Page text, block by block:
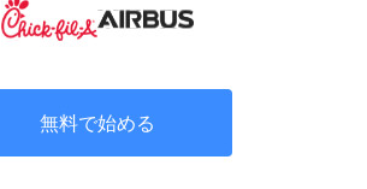
無料で始める